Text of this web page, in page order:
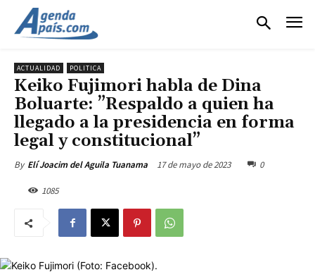
ACTUALIDAD POLITICA
Keiko Fujimori habla de Dina
Boluarte: ”Respaldo a quien ha
llegado a la presidencia en forma
legal y constitucional”
By Elí Joacim del Aguila Tuanama 17 de mayo de 2023 0
1085